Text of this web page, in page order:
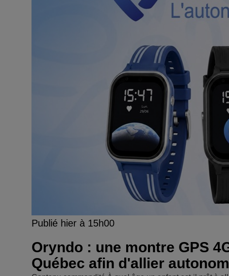
Publié hier à 15h00
Oryndo : une montre GPS
Québec afin d'allier